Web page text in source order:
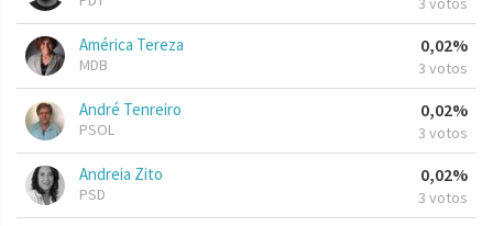
América Tereza
MDB
0,02%
3 votos
André Tenreiro
PSOL
0,02%
3 votos
Andreia Zito
PSD
0,02%
3 votos